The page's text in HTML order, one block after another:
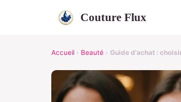
Couture Flux
Accueil › Beauté › Guide d'achat :